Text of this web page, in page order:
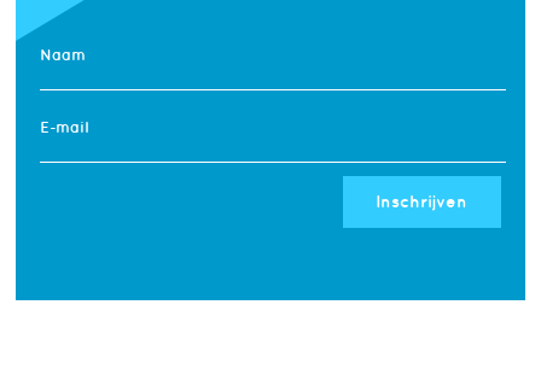
Naam
E-mail
Inschrijven